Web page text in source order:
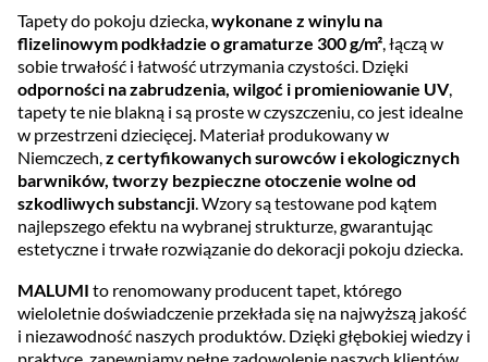
Tapety do pokoju dziecka, wykonane z winylu na
flizelinowym podkładzie o gramaturze 300 g/m² , łączą w
sobie trwałość i łatwość utrzymania czystości. Dzięki
odporności na zabrudzenia, wilgoć i promieniowanie UV,
tapety te nie blakną i są proste w czyszczeniu, co jest idealne
w przestrzeni dziecięcej. Materiał produkowany w
Niemczech, z certyfikowanych surowców i ekologicznych
barwników, tworzy bezpieczne otoczenie wolne od
szkodliwych substancji . Wzory są testowane pod kątem
najlepszego efektu na wybranej strukturze, gwarantując
estetyczne i trwałe rozwiązanie do dekoracji pokoju dziecka.
MALUMI to renomowany producent tapet, którego
wieloletnie doświadczenie przekłada się na najwyższą jakość
i niezawodność naszych produktów. Dzięki głębokiej wiedzy i